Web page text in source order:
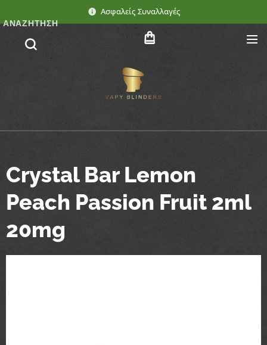
Ασφαλείς Συναλλαγές
ΑΝΑΖΉΤΗΣΗ
Crystal Bar Lemon
Peach Passion Fruit 2ml
20mg